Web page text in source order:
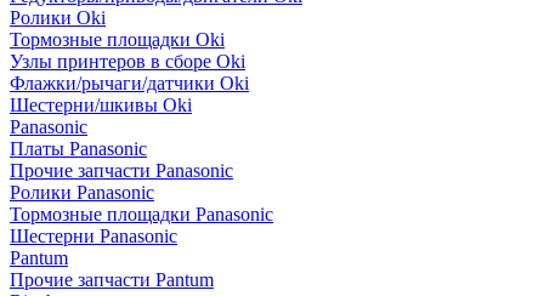
Ролики Oki
Тормозные площадки Oki
Узлы принтеров в сборе Oki
Флажки/рычаги/датчики Oki
Шестерни/шкивы Oki
Panasonic
Платы Panasonic
Прочие запчасти Panasonic
Ролики Panasonic
Тормозные площадки Panasonic
Шестерни Panasonic
Pantum
Прочие запчасти Pantum